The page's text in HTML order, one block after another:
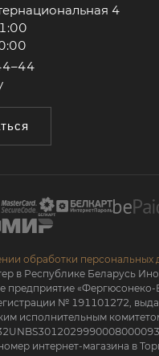
4
обработки персональных
в Республике Беларусь
предприятие «Фергюсонеко-
№ 191101272,
исполнительным
интернет-магазина в